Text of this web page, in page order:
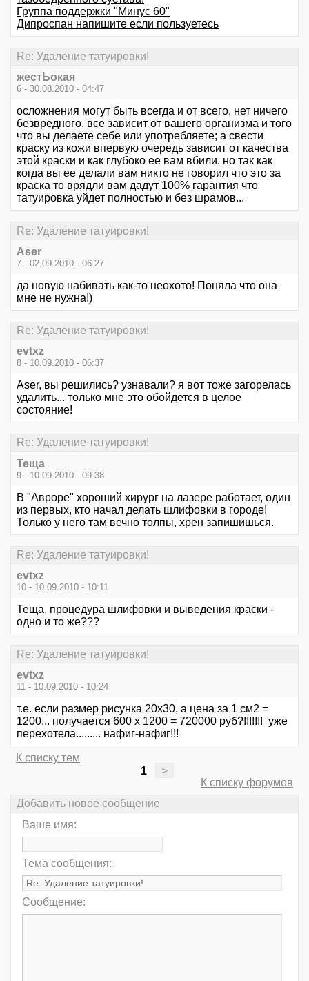
Группа поддержки "Минус 60"
Дипроспан напишите если пользуетесь
Re: Удаление татуировки!
жестЬокая
6 - 30.08.2010 - 04:47
осложнения могут быть всегда и от всего, нет ничего
безвредного, все зависит от вашего организма и того
что вы делаете себе или употребляете; а свести
краску из кожи впервую очередь зависит от качества
этой краски и как глубоко ее вам вбили. но так как
когда вы ее делали вам никто не говорил что это за
краска то врядли вам дадут 100% гарантия что
татуировка уйдет полностью и без шрамов...
Re: Удаление татуировки!
Aser
7 - 02.09.2010 - 06:27
да новую набивать как-то неохото! Поняла что она
мне не нужна!)
Re: Удаление татуировки!
evtxz
8 - 10.09.2010 - 06:37
Aser, вы решились? узнавали? я вот тоже загорелась
удалить... только мне это обойдется в целое
состояние!
Re: Удаление татуировки!
Теща
9 - 10.09.2010 - 09:38
В "Авроре" хороший хирург на лазере работает, один
из первых, кто начал делать шлифовки в городе!
Только у него там вечно толпы, хрен запишишься.
Re: Удаление татуировки!
evtxz
10 - 10.09.2010 - 10:11
Теща, процедура шлифовки и выведения краски -
одно и то же???
Re: Удаление татуировки!
evtxz
11 - 10.09.2010 - 10:24
т.е. если размер рисунка 20х30, а цена за 1 см2 =
1200... получается 600 х 1200 = 720000 руб?!!!!!!! уже
перехотела......... нафиг-нафиг!!!
К списку тем
1
>
К списку форумов
Добавить новое сообщение
Ваше имя:
Тема сообщения:
Сообщение: